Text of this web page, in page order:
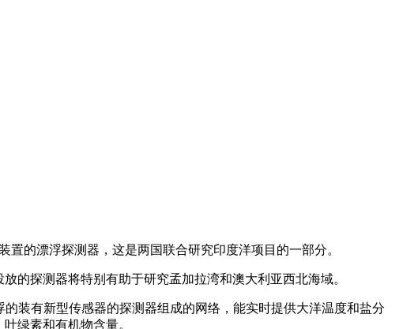
置的漂浮探测器，这是两国联合研究印度洋项目的一部分。
的探测器将特别有助于研究孟加拉湾和澳大利亚西北海域。
装有新型传感器的探测器组成的网络，能实时提供大洋温度和盐分
绿素和有机物含量。